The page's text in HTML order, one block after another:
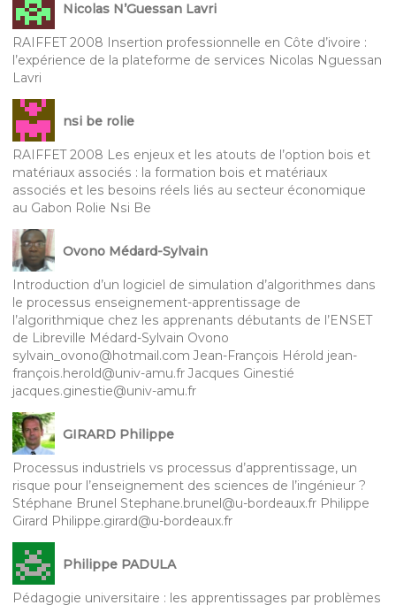
Nicolas N’Guessan Lavri
RAIFFET 2008 Insertion professionnelle en Côte d’ivoire :
l’expérience de la plateforme de services Nicolas Nguessan
Lavri
nsi be rolie
RAIFFET 2008 Les enjeux et les atouts de l’option bois et
matériaux associés : la formation bois et matériaux
associés et les besoins réels liés au secteur économique
au Gabon Rolie Nsi Be
Ovono Médard-Sylvain
Introduction d’un logiciel de simulation d’algorithmes dans
le processus enseignement-apprentissage de
l’algorithmique chez les apprenants débutants de l’ENSET
de Libreville Médard-Sylvain Ovono
sylvain_ovono@hotmail.com Jean-François Hérold jean-
françois.herold@univ-amu.fr Jacques Ginestié
jacques.ginestie@univ-amu.fr
GIRARD Philippe
Processus industriels vs processus d’apprentissage, un
risque pour l’enseignement des sciences de l’ingénieur ?
Stéphane Brunel Stephane.brunel@u-bordeaux.fr Philippe
Girard Philippe.girard@u-bordeaux.fr
Philippe PADULA
Pédagogie universitaire : les apprentissages par problèmes